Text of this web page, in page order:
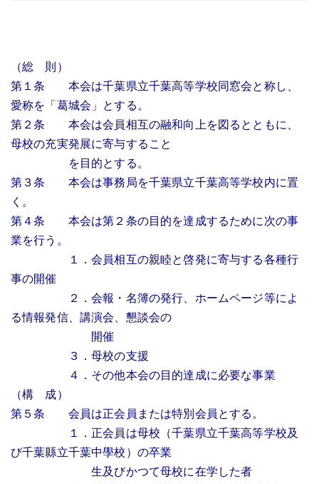
（総 則）
第１条 本会は千葉県立千葉高等学校同窓会と称し、
愛称を「葛城会」とする。
第２条 本会は会員相互の融和向上を図るとともに、
母校の充実発展に寄与すること
を目的とする。
第３条 本会は事務局を千葉県立千葉高等学校内に置
く。
第４条 本会は第２条の目的を達成するために次の事
業を行う。
１．会員相互の親睦と啓発に寄与する各種行
事の開催
２．会報・名簿の発行、ホームページ等によ
る情報発信、講演会、懇談会の
開催
３．母校の支援
４．その他本会の目的達成に必要な事業
（構 成）
第５条 会員は正会員または特別会員とする。
１．正会員は母校（千葉県立千葉高等学校及
び千葉縣立千葉中學校）の卒業
生及びかつて母校に在学した者